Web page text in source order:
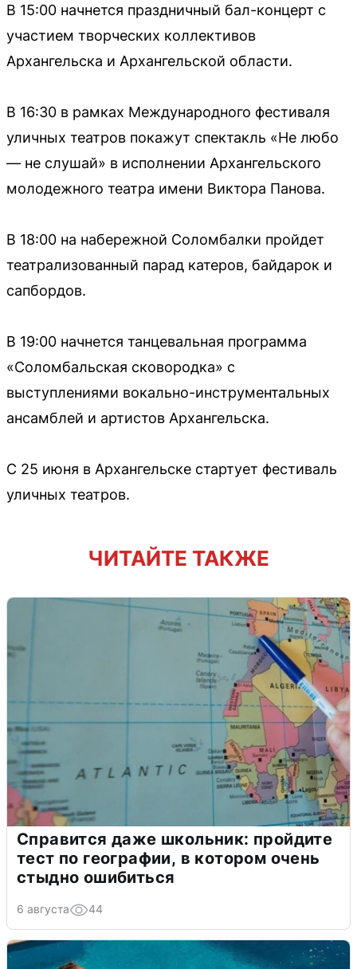
В 15:00 начнется праздничный бал-концерт с
участием творческих коллективов
Архангельска и Архангельской области.
В 16:30 в рамках Международного фестиваля
уличных театров покажут спектакль «Не любо
— не слушай» в исполнении Архангельского
молодежного театра имени Виктора Панова.
В 18:00 на набережной Соломбалки пройдет
театрализованный парад катеров, байдарок и
сапбордов.
В 19:00 начнется танцевальная программа
«Соломбальская сковородка» с
выступлениями вокально-инструментальных
ансамблей и артистов Архангельска.
С 25 июня в Архангельске стартует фестиваль
уличных театров.
ЧИТАЙТЕ ТАКЖЕ
Справится даже школьник: пройдите
тест по географии, в котором очень
стыдно ошибиться
6 августа 44